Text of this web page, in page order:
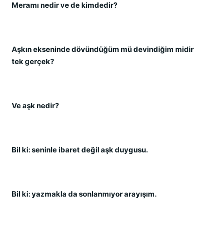
Meramı nedir ve de kimdedir?
Aşkın ekseninde dövündüğüm mü devindiğim midir
tek gerçek?
Ve aşk nedir?
Bil ki: seninle ibaret değil aşk duygusu.
Bil ki: yazmakla da sonlanmıyor arayışım.